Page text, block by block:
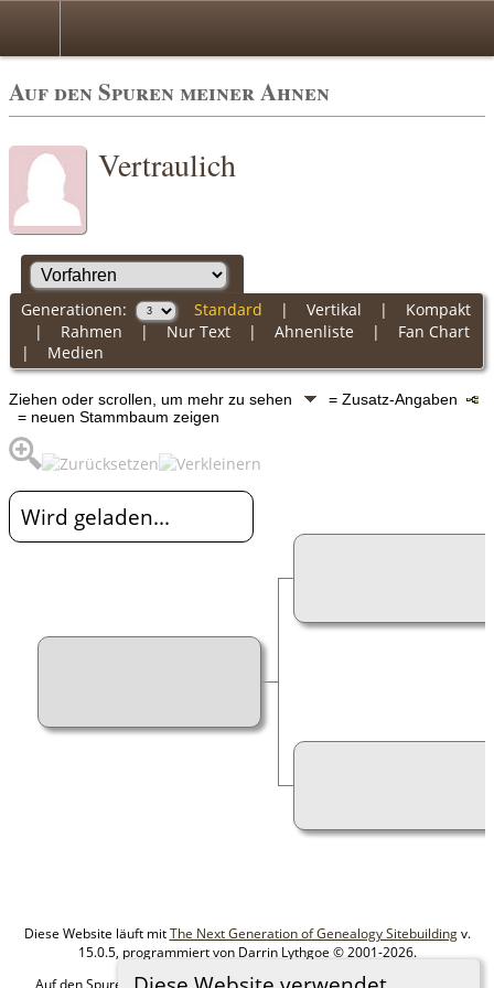
Auf den Spuren meiner Ahnen
Vertraulich
Generationen: Standard | Vertikal | Kompakt
| Rahmen | Nur Text| Ahnenliste | Fan Chart
| Medien
Ziehen oder scrollen, um mehr zu sehen
= Zusatz-Angaben
= neuen Stammbaum zeigen
Wird geladen...
Diese Website läuft mitThe Next Generation of Genealogy Sitebuildingv.
15.0.5, programmiert von Darrin Lythgoe © 2001-2026.
Auf den Spuren meiner Ahnen - erstellt und betreut vonMIchael Klein